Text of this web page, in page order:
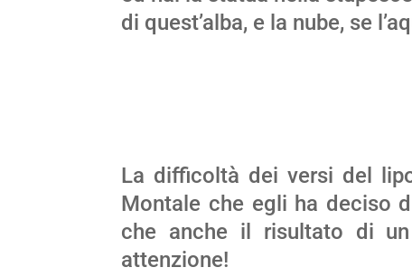
di quest’alba, e la nube, se
si
La difficoltà dei versi del
Montale che egli ha deciso
che anche il risultato di
attenzione!